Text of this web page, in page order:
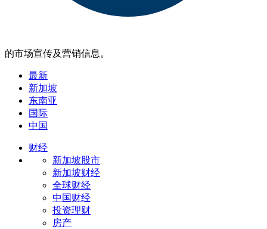
的市场宣传及营销信息。
最新
新加坡
东南亚
国际
中国
财经
新加坡股市
新加坡财经
全球财经
中国财经
投资理财
房产